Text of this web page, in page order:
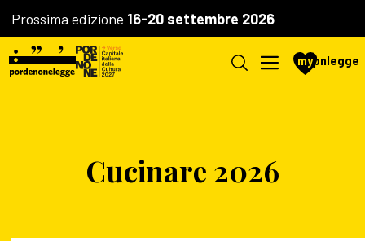
Prossima edizione 16-20 settembre 2026
mypnlegge
Cucinare 2026